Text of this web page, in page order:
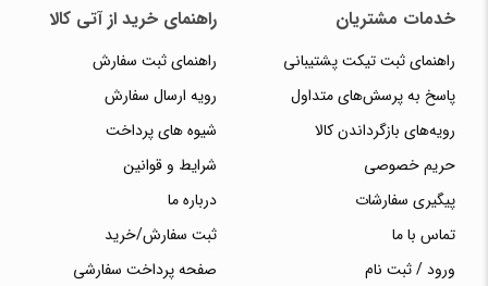
خدمات مشتریان
راهنمای ثبت تیکت پشتیبانی
پاسخ به پرسش‌های متداول
رویه‌های بازگرداندن کالا
حریم خصوصی
پیگیری سفارشات
تماس با ما
ورود / ثبت نام
راهنمای خرید از آتی کالا
راهنمای ثبت سفارش
رویه ارسال سفارش
شیوه های پرداخت
شرایط و قوانین
درباره ما
ثبت سفارش/خرید
صفحه پرداخت سفارشی